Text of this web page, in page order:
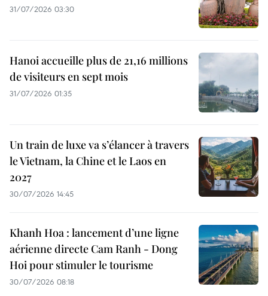
31/07/2026 03:30
Hanoi accueille plus de 21,16 millions
de visiteurs en sept mois ​
31/07/2026 01:35
Un train de luxe va s’élancer à travers
le Vietnam, la Chine et le Laos en
2027
30/07/2026 14:45
Khanh Hoa : lancement d’une ligne
aérienne directe Cam Ranh - Dong
Hoi pour stimuler le tourisme
30/07/2026 08:18